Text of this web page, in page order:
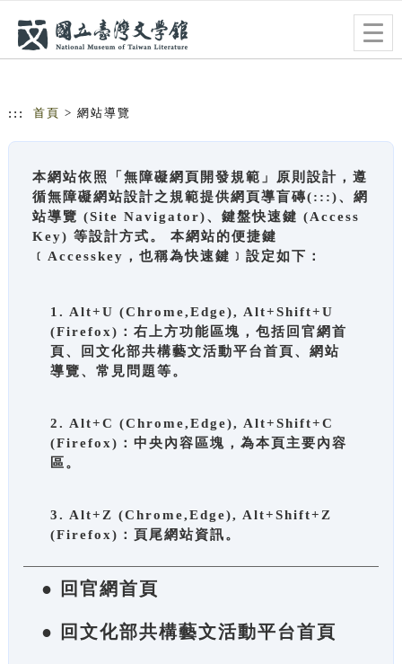
::: 首頁 > 網站導覽
本網站依照「無障礙網頁開發規範」原則設計，遵
循無障礙網站設計之規範提供網頁導盲磚(:::)、網
站導覽 (Site Navigator)、鍵盤快速鍵 (Access
Key) 等設計方式。 本網站的便捷鍵
﹝Accesskey，也稱為快速鍵﹞設定如下：
1. Alt+U (Chrome,Edge), Alt+Shift+U
(Firefox)：右上方功能區塊，包括回官網首
頁、回文化部共構藝文活動平台首頁、網站
導覽、常見問題等。
2. Alt+C (Chrome,Edge), Alt+Shift+C
(Firefox)：中央內容區塊，為本頁主要內容
區。
3. Alt+Z (Chrome,Edge), Alt+Shift+Z
(Firefox)：頁尾網站資訊。
● 回官網首頁
● 回文化部共構藝文活動平台首頁